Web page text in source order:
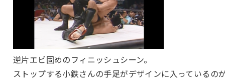
逆片エビ固めのフィニッシュシーン。
ストップする小鉄さんの手足がデザインに入っているの